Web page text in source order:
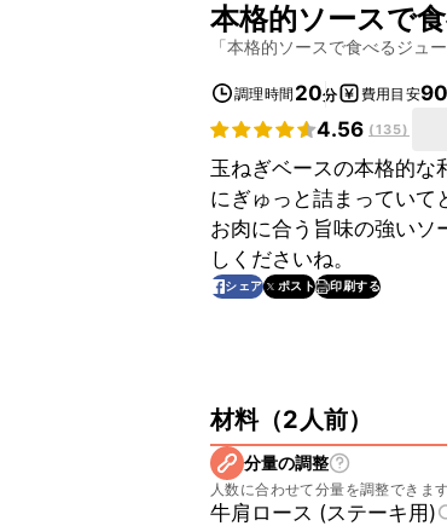
本格的ソースで
「本格的ソースで食べるジュ
調理時間 20分 費用目安
4.56 (135)
玉ねぎベースの本格的な
にぎゅっと詰まっていて
お肉に合う旨味の強いソ
しくださいね。
シェア ポスト 印刷する
材料（2人前）
分量の調整
人数に合わせて分量を調整できま
牛肩ロース (ステーキ用)